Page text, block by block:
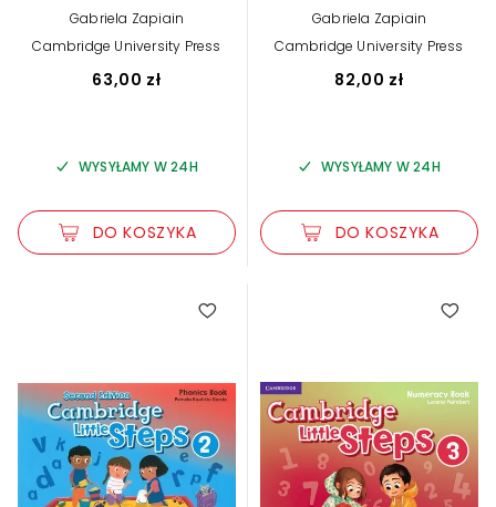
Gabriela Zapiain
Cambridge University Press
63,00 zł
WYSYŁAMY W 24H
DO KOSZYKA
Gabriela Zapiain
Cambridge University Press
82,00 zł
WYSYŁAMY W 24H
DO KOSZYKA